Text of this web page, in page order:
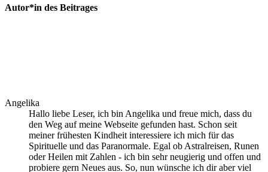
Autor*in des Beitrages
Angelika
Hallo liebe Leser, ich bin Angelika und freue mich, dass du
den Weg auf meine Webseite gefunden hast. Schon seit
meiner frühesten Kindheit interessiere ich mich für das
Spirituelle und das Paranormale. Egal ob Astralreisen, Runen
oder Heilen mit Zahlen - ich bin sehr neugierig und offen und
probiere gern Neues aus. So, nun wünsche ich dir aber viel